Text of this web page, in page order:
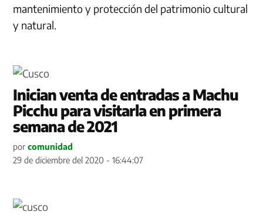
mantenimiento y protección del patrimonio cultural
y natural.
Inician venta de entradas a Machu
Picchu para visitarla en primera
semana de 2021
por comunidad
29 de diciembre del 2020 - 16:44:07